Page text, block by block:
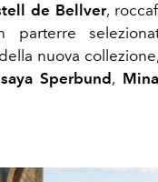
de Bellver,
parterre
nuova
Sperbund,